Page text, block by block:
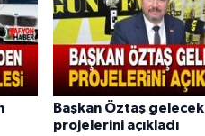
Başkan Öztaş gelecek
projelerini açıkladı